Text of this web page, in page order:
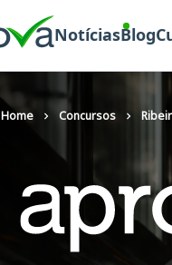
NotíciasBlog
Home Concursos